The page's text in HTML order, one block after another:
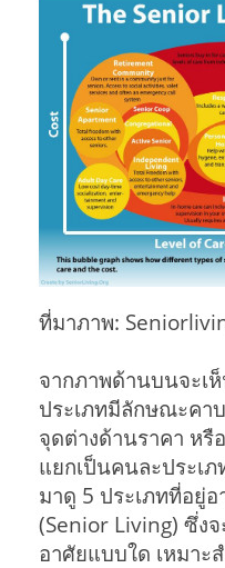
ที่มาภาพ:
จากภาพด้านบนจะเ
ประเภทมีลักษณะคา
จุดต่างด้านราคา หรื
แยกเป็นคนละประเ
มาดู 5 ประเภทที่อยู่
(Senior Living) ซึ่ง
อาศัยแบบใด เหมาะ